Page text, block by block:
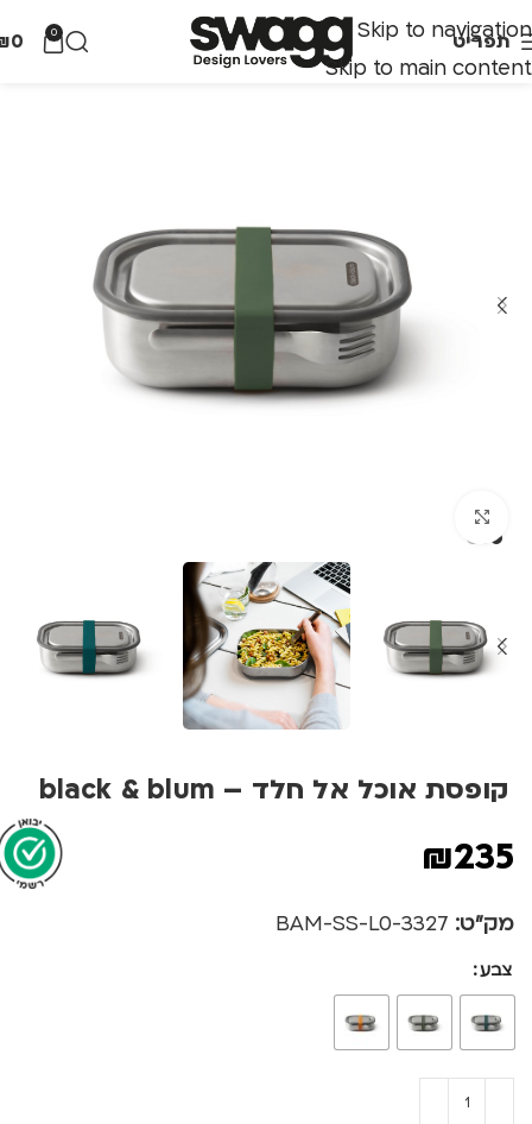
Skip to navigation
Skip to main content
תפריט 0
0
קופסת אוכל אל חלד – black & blum
₪235
מק"ט: 3327-BAM-SS-L0
צבע